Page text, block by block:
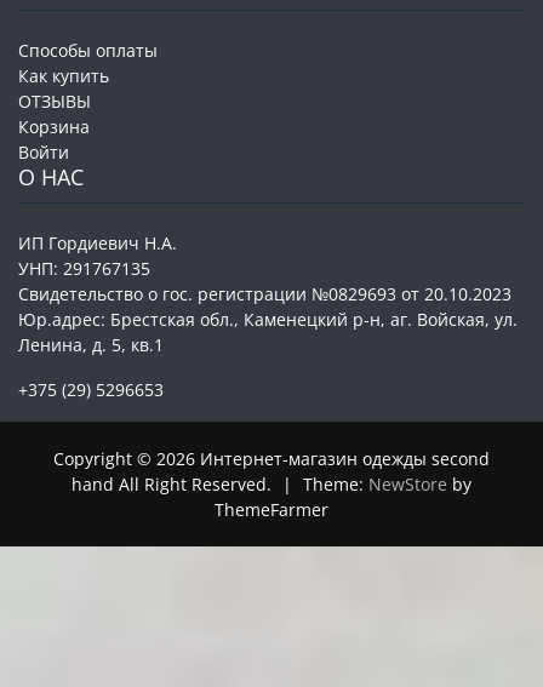
Способы оплаты
Как купить
ОТЗЫВЫ
Корзина
Войти
О НАС
ИП Гордиевич Н.А.
УНП: 291767135
Свидетельство о гос. регистрации №0829693 от 20.10.2023
Юр.адрес: Брестская обл., Каменецкий р-н, аг. Войская, ул.
Ленина, д. 5, кв.1
+375 (29) 5296653
Copyright © 2026 Интернет-магазин одежды second
hand All Right Reserved.
| Theme: NewStore by
ThemeFarmer